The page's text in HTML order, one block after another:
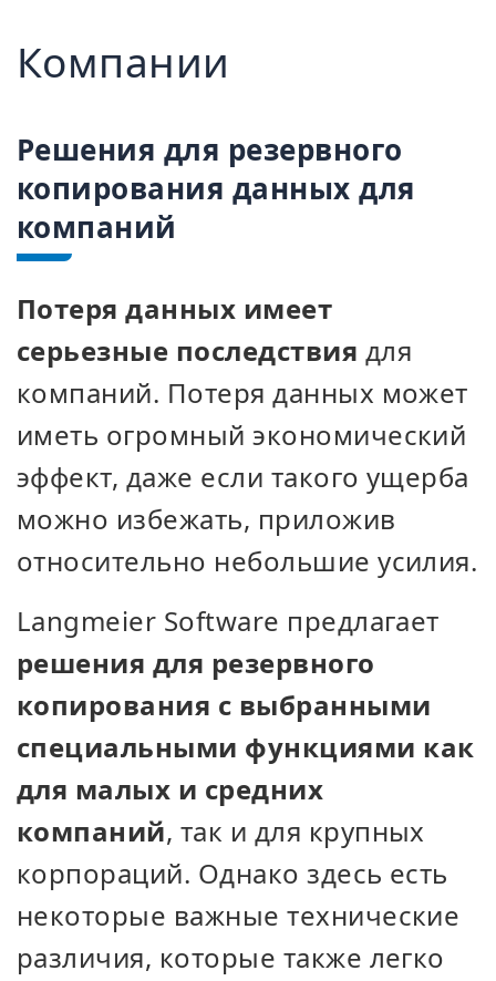
Компании
Решения для резервного
копирования данных для
компаний
Потеря данных имеет
серьезные последствия для
компаний. Потеря данных может
иметь огромный экономический
эффект, даже если такого ущерба
можно избежать, приложив
относительно небольшие усилия.
Langmeier Software предлагает
решения для резервного
копирования с выбранными
специальными функциями как
для малых и средних
компаний, так и для крупных
корпораций. Однако здесь есть
некоторые важные технические
различия, которые также легко